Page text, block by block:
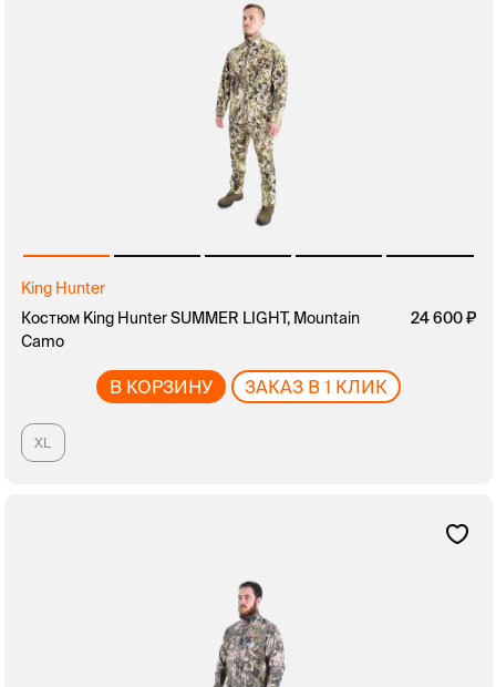
King Hunter
Костюм King Hunter SUMMER LIGHT, Mountain
Camo
24 600
В КОРЗИНУ ЗАКАЗ В 1 КЛИК
XL